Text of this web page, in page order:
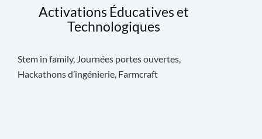
Activations Éducatives et
Technologiques
Stem in family, Journées portes ouvertes,
Hackathons d’ingénierie, Farmcraft